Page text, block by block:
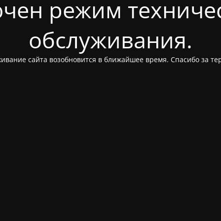
режим
обслуживания.
сайта возобновится в ближайшее время. Спасибо за